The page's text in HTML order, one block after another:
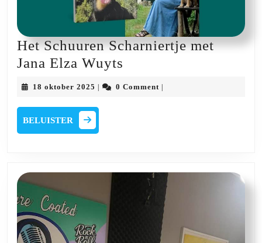
Het Schuuren Scharniertje met
Jana Elza Wuyts
18 oktober 2025 18
2025
| 0 Comment |
BELUISTER